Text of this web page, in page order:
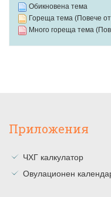
Обикновена тема
Гореща тема (Повече
Много гореща тема
Приложения
ЧХГ калкулатор
Овулационен